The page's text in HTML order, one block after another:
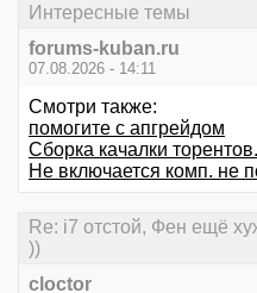
Интересные темы
forums-kuban.ru
07.08.2026 - 14:11
Смотри также:
помогите с апгрейдом
Сборка качалки
Не включается комп. не
Re: i7 отстой, Фен ещё
))
cloctor